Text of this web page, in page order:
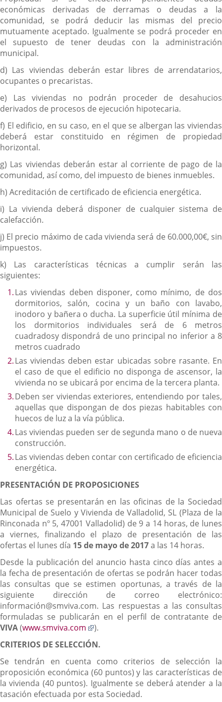
económicas derivadas de derramas o deudas a la
comunidad, se podrá deducir las mismas del precio
mutuamente aceptado. Igualmente se podrá proceder en
el supuesto de tener deudas con la administración
municipal.
d) Las viviendas deberán estar libres de arrendatarios,
ocupantes o precaristas.
e) Las viviendas no podrán proceder de desahucios
derivados de procesos de ejecución hipotecaria.
f) El edificio, en su caso, en el que se albergan las viviendas
deberá estar constituido en régimen de propiedad
horizontal.
g) Las viviendas deberán estar al corriente de pago de la
comunidad, así como, del impuesto de bienes inmuebles.
h) Acreditación de certificado de eficiencia energética.
i) La vivienda deberá disponer de cualquier sistema de
calefacción.
j) El precio máximo de cada vivienda será de 60.000,00€, sin
impuestos.
k) Las características técnicas a cumplir serán las
siguientes:
Las viviendas deben disponer, como mínimo, de dos
dormitorios, salón, cocina y un baño con lavabo,
inodoro y bañera o ducha. La superficie útil mínima de
los dormitorios individuales será de 6 metros
cuadradosy dispondrá de uno principal no inferior a 8
metros cuadrado
Las viviendas deben estar ubicadas sobre rasante. En
el caso de que el edificio no disponga de ascensor, la
vivienda no se ubicará por encima de la tercera planta.
Deben ser viviendas exteriores, entendiendo por tales,
aquellas que dispongan de dos piezas habitables con
huecos de luz a la vía pública.
Las viviendas pueden ser de segunda mano o de nueva
construcción.
Las viviendas deben contar con certificado de eficiencia
energética.
PRESENTACIÓN DE PROPOSICIONES
Las ofertas se presentarán en las oficinas de la Sociedad
Municipal de Suelo y Vivienda de Valladolid, SL (Plaza de la
Rinconada nº 5, 47001 Valladolid) de 9 a 14 horas, de lunes
a viernes, finalizando el plazo de presentación de las
ofertas el lunes día 15 de mayo de 2017a las 14 horas.
Desde la publicación del anuncio hasta cinco días antes a
la fecha de presentación de ofertas se podrán hacer todas
las consultas que se estimen oportunas, a través de la
siguiente dirección de correo electrónico:
información@smviva.com. Las respuestas a las consultas
formuladas se publicarán en el perfil de contratante de
VIVA(www.smviva.com
Enlace
una
aplicación
externa.
).
CRITERIOS DE SELECCIÓN.
Se tendrán en cuenta como criterios de selección la
proposición económica (60 puntos) y las características de
la vivienda (40 puntos). Igualmente se deberá atender a la
tasación efectuada por esta Sociedad.